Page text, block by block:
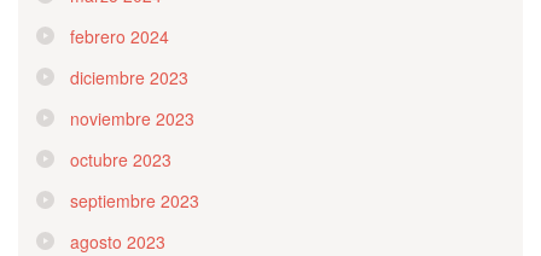
febrero 2024
diciembre 2023
noviembre 2023
octubre 2023
septiembre 2023
agosto 2023